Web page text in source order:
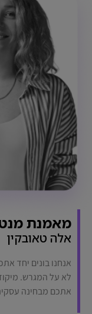
מאמנת
אלה טאובקין
אנחנו בונים יחד
לא על המגרש.
אתכם מבחינה